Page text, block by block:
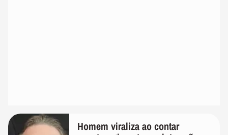
Homem viraliza ao contar